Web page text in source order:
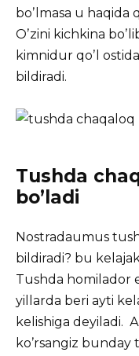
boʼlmasa u haqida
Oʼzini kichkina
kimnidur qoʼl
bildiradi.
Tushda
bo’ladi
Nostradaumus
bildiradi? bu
Tushda homilador
yillarda beri ayti
kelishiga deyiladi.
koʼrsangiz bunday